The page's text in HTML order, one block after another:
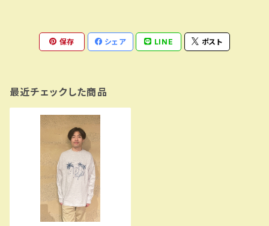
保存 シェア LINE ポスト
最近チェックした商品